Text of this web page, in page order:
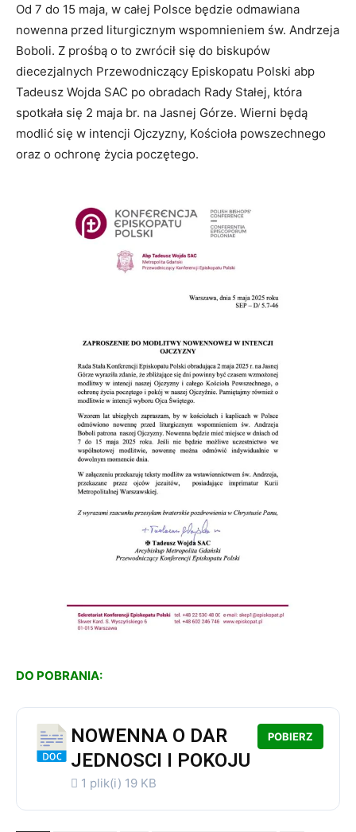
Od 7 do 15 maja, w całej Polsce będzie odmawiana
nowenna przed liturgicznym wspomnieniem św. Andrzeja
Boboli. Z prośbą o to zwrócił się do biskupów
diecezjalnych Przewodniczący Episkopatu Polski abp
Tadeusz Wojda SAC po obradach Rady Stałej, która
spotkała się 2 maja br. na Jasnej Górze. Wierni będą
modlić się w intencji Ojczyzny, Kościoła powszechnego
oraz o ochronę życia poczętego.
DO POBRANIA:
NOWENNA O DAR
JEDNOSCI I POKOJU
1 plik(i) 19 KB
POBIERZ